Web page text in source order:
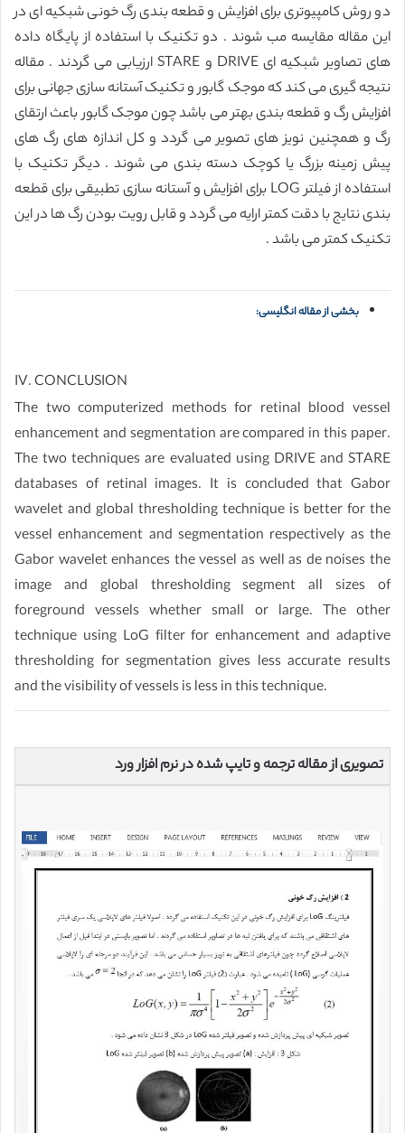
دو روش کامپیوتری برای افزایش و قطعه بندی رگ خونی شبکیه ای در
این مقاله مقایسه مب شوند . دو تکنیک با استفاده از پایگاه داده
های تصاویر شبکیه ای DRIVE و STARE ارزیابی می گردند . مقاله
نتیجه گیری می کند که موجک گابور و تکنیک آستانه سازی جهانی برای
افزایش رگ و قطعه بندی بهتر می باشد چون موجک گابور باعث ارتقای
رگ و همچنین نویز های تصویر می گردد و کل اندازه های رگ های
پیش زمینه بزرگ یا کوچک دسته بندی می شوند . دیگر تکنیک با
استفاده از فیلتر LOG برای افزایش و آستانه سازی تطبیقی برای قطعه
بندی نتایج با دقت کمتر ارایه می گردد و قابل رویت بودن رگ ها در این
تکنیک کمتر می باشد .
بخشی از مقاله انگلیسی:
IV. CONCLUSION
The two computerized methods for retinal blood vessel
enhancement and segmentation are compared in this paper.
The two techniques are evaluated using DRIVE and STARE
databases of retinal images. It is concluded that Gabor
wavelet and global thresholding technique is better for the
vessel enhancement and segmentation respectively as the
Gabor wavelet enhances the vessel as well as de noises the
image and global thresholding segment all sizes of
foreground vessels whether small or large. The other
technique using LoG filter for enhancement and adaptive
thresholding for segmentation gives less accurate results
and the visibility of vessels is less in this technique.
تصویری از مقاله ترجمه و تایپ شده در نرم افزار ورد